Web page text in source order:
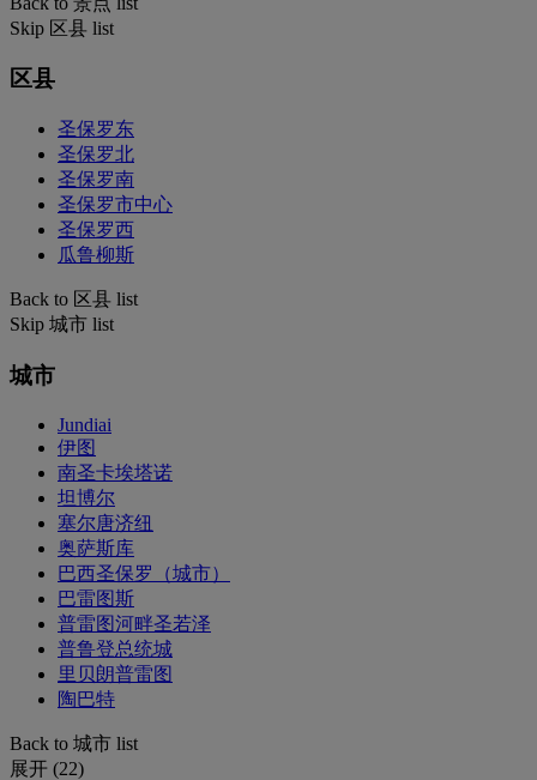
Skip 区县 list
区县
圣保罗东
圣保罗北
圣保罗南
圣保罗市中心
圣保罗西
瓜鲁柳斯
Back to 区县 list
Skip 城市 list
城市
Jundiai
伊图
南圣卡埃塔诺
坦博尔
塞尔唐济纽
奥萨斯库
巴西圣保罗（城市）
巴雷图斯
普雷图河畔圣若泽
普鲁登总统城
里贝朗普雷图
陶巴特
Back to 城市 list
展开 (22)